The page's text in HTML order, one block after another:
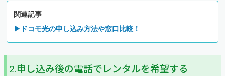
関連記事
▶ドコモ光の申し込み方法や窓口比較！
2.申し込み後の電話でレンタルを希望する